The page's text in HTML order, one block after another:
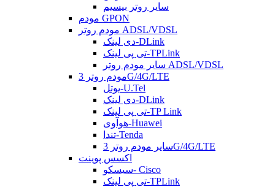
سایر روتر بیسیم
مودم GPON
مودم روتر ADSL/VDSL
دی لینک-DLink
تی پی لینک-TPLink
سایر مودم روتر ADSL/VDSL
مودم روتر 3G/4G/LTE
یوتل-U.Tel
دی لینک-DLink
تی پی لینک-TP Link
هوآوی-Huawei
تندا-Tenda
سایر مودم روتر 3G/4G/LTE
اکسس پوینت
سیسکو- Cisco
تی پی لینک-TPLink